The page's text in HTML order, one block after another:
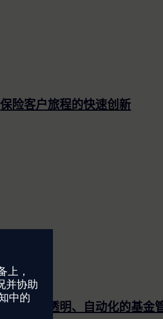
保险客户旅程的快速创新
快速提供透明、自动化的基金